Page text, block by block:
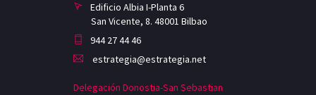
Edificio Albia I-Planta 6
San Vicente, 8. 48001 Bilbao
944 27 44 46
estrategia@estrategia.net
Delegación Donostia-San Sebastian